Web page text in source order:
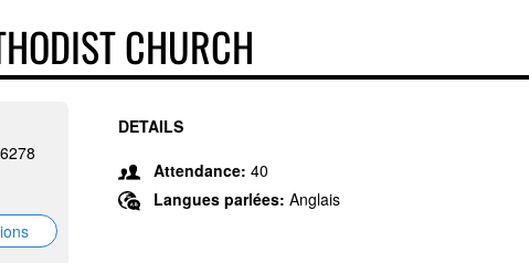
CHURCH
DETAILS
Attendance: 40
Langues parlées: Anglais